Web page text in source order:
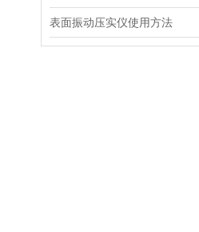
表面振动压实仪使用方法